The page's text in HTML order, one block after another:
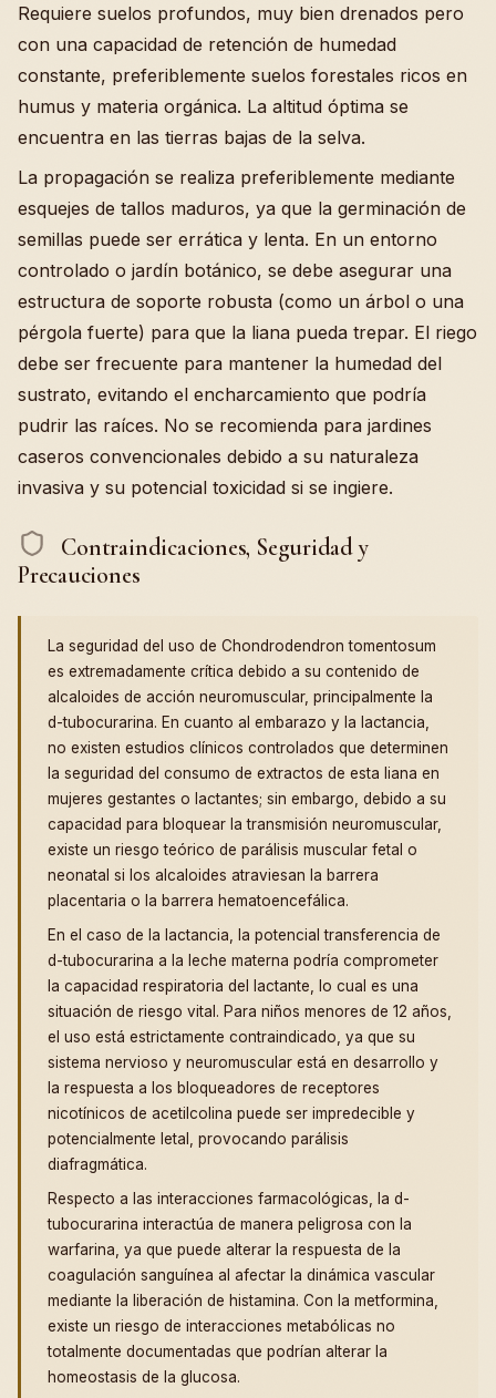
Requiere suelos profundos, muy bien drenados pero
con una capacidad de retención de humedad
constante, preferiblemente suelos forestales ricos en
humus y materia orgánica. La altitud óptima se
encuentra en las tierras bajas de la selva.
La propagación se realiza preferiblemente mediante
esquejes de tallos maduros, ya que la germinación de
semillas puede ser errática y lenta. En un entorno
controlado o jardín botánico, se debe asegurar una
estructura de soporte robusta (como un árbol o una
pérgola fuerte) para que la liana pueda trepar. El riego
debe ser frecuente para mantener la humedad del
sustrato, evitando el encharcamiento que podría
pudrir las raíces. No se recomienda para jardines
caseros convencionales debido a su naturaleza
invasiva y su potencial toxicidad si se ingiere.
Contraindicaciones, Seguridad y
Precauciones
La seguridad del uso de Chondrodendron tomentosum
es extremadamente crítica debido a su contenido de
alcaloides de acción neuromuscular, principalmente la
d-tubocurarina. En cuanto al embarazo y la lactancia,
no existen estudios clínicos controlados que determinen
la seguridad del consumo de extractos de esta liana en
mujeres gestantes o lactantes; sin embargo, debido a su
capacidad para bloquear la transmisión neuromuscular,
existe un riesgo teórico de parálisis muscular fetal o
neonatal si los alcaloides atraviesan la barrera
placentaria o la barrera hematoencefálica.
En el caso de la lactancia, la potencial transferencia de
d-tubocurarina a la leche materna podría comprometer
la capacidad respiratoria del lactante, lo cual es una
situación de riesgo vital. Para niños menores de 12 años,
el uso está estrictamente contraindicado, ya que su
sistema nervioso y neuromuscular está en desarrollo y
la respuesta a los bloqueadores de receptores
nicotínicos de acetilcolina puede ser impredecible y
potencialmente letal, provocando parálisis
diafragmática.
Respecto a las interacciones farmacológicas, la d-
tubocurarina interactúa de manera peligrosa con la
warfarina, ya que puede alterar la respuesta de la
coagulación sanguínea al afectar la dinámica vascular
mediante la liberación de histamina. Con la metformina,
existe un riesgo de interacciones metabólicas no
totalmente documentadas que podrían alterar la
homeostasis de la glucosa.